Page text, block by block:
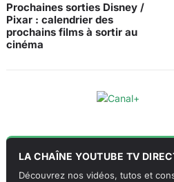
Prochaines sorties Disney /
Pixar : calendrier des
prochains films à sortir au
cinéma
LA CHAÎNE YOUTUBE TV
Découvrez nos vidéos, tutos et